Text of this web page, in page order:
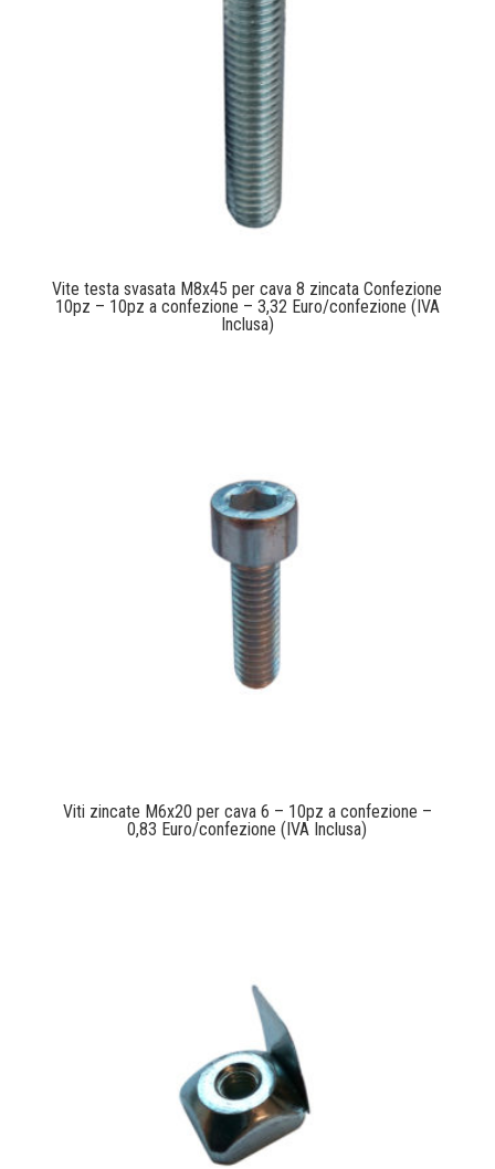
Vite testa svasata M8x45 per cava 8 zincata Confezione
10pz – 10pz a confezione – 3,32 Euro/confezione (IVA
Inclusa)
Viti zincate M6x20 per cava 6 – 10pz a confezione –
0,83 Euro/confezione (IVA Inclusa)